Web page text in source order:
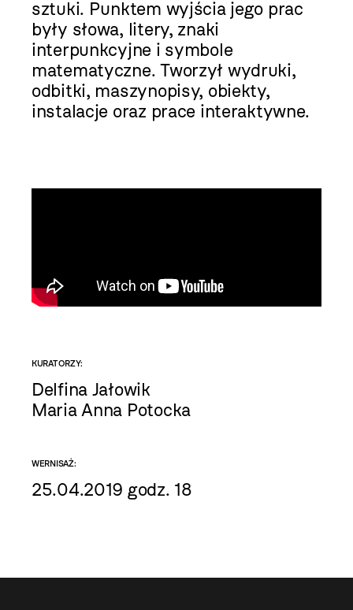
sztuki. Punktem wyjścia jego prac
były słowa, litery, znaki
interpunkcyjne i symbole
matematyczne. Tworzył wydruki,
odbitki, maszynopisy, obiekty,
instalacje oraz prace interaktywne.
KURATORZY:
Delfina Jałowik
Maria Anna Potocka
WERNISAŻ:
25.04.2019 godz. 18